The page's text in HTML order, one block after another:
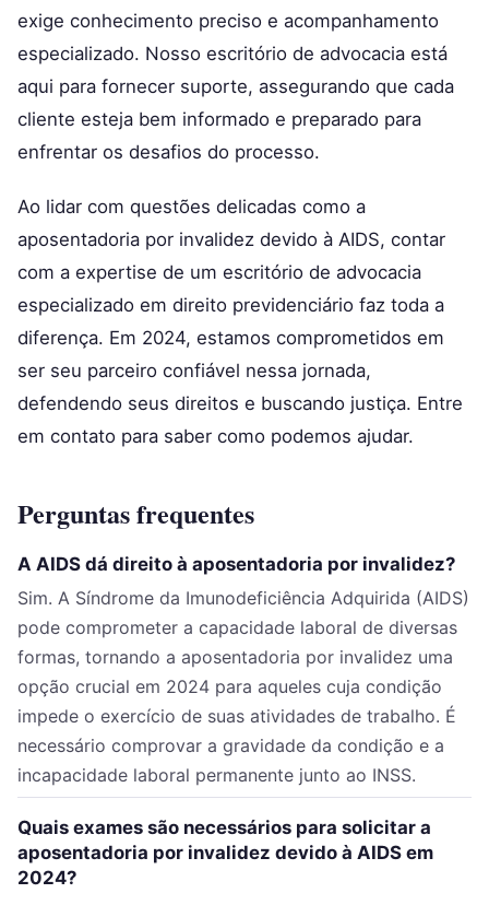
exige conhecimento preciso e acompanhamento
especializado. Nosso escritório de advocacia está
aqui para fornecer suporte, assegurando que cada
cliente esteja bem informado e preparado para
enfrentar os desafios do processo.
Ao lidar com questões delicadas como a
aposentadoria por invalidez devido à AIDS, contar
com a expertise de um escritório de advocacia
especializado em direito previdenciário faz toda a
diferença. Em 2024, estamos comprometidos em
ser seu parceiro confiável nessa jornada,
defendendo seus direitos e buscando justiça. Entre
em contato para saber como podemos ajudar.
Perguntas frequentes
A AIDS dá direito à aposentadoria por invalidez?
Sim. A Síndrome da Imunodeficiência Adquirida (AIDS)
pode comprometer a capacidade laboral de diversas
formas, tornando a aposentadoria por invalidez uma
opção crucial em 2024 para aqueles cuja condição
impede o exercício de suas atividades de trabalho. É
necessário comprovar a gravidade da condição e a
incapacidade laboral permanente junto ao INSS.
Quais exames são necessários para solicitar a
aposentadoria por invalidez devido à AIDS em
2024?